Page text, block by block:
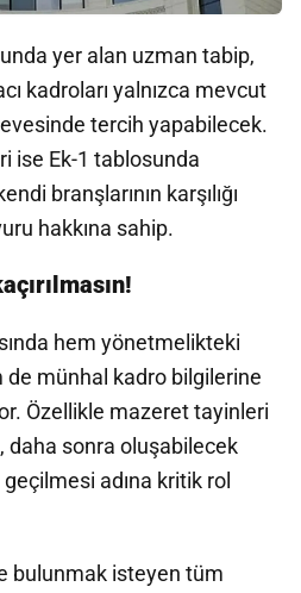
yer alan uzman tabip,
kadroları yalnızca mevcut
tercih yapabilecek.
ise Ek-1 tablosunda
branşlarının karşılığı
hakkına sahip.
hem yönetmelikteki
münhal kadro bilgilerine
Özellikle mazeret tayinleri
daha sonra oluşabilecek
adına kritik rol
bulunmak isteyen tüm